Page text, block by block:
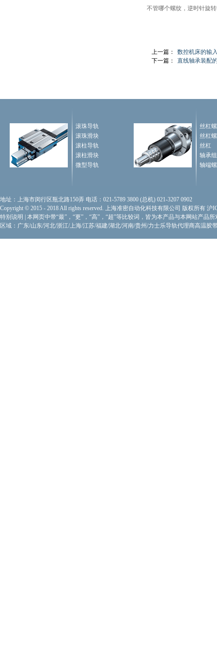
不管哪个螺纹，逆时针旋
上一篇：
数控机床的输
下一篇：
直线轴承装配
滚珠导轨
滚珠滑块
滚柱导轨
滚柱滑块
微型导轨
丝杠
丝杠
丝杠
轴承
轴端
地址：上海市闵行区瓶北路150弄 电话：021-5789 3800 (总机) 021-3207 0902
Copyright © 2015 - 2018 All rights reserved. 上海准密自动化科技有限公司 版权所有 沪
特别说明
本网页中带“最”，“更”，“高”，“超”等比较词，皆为本产品与本网站产品所
区域：广东/山东/河北/浙江/上海/江苏/福建/湖北/河南/贵州/力士乐导轨代理商高温胶